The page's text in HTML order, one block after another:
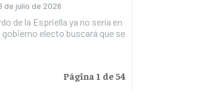
de julio de 2026
de la Espriella ya no sería en
gobierno electo buscará que se
Página 1 de 54